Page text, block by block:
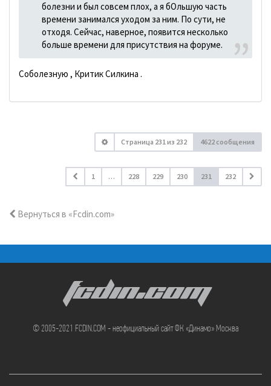
болезни и был совсем плох, а я бОльшую часть
времени занимался уходом за ним. По сути, не
отходя. Сейчас, наверное, появится несколько
больше времени для присутствия на форуме.
Соболезную , Критик Силкина .
Страница 231из 232 4622 сообщения
1 … 228 229 230 231 232
Вернуться в «Fcdin.com»
FCDIN.COM
© 2005-2021 FCDIN.COM - неофициальный сайт ФК «Динамо» Москва